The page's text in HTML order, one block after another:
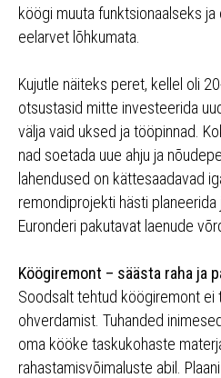
köögi muuta funktsionaalseks
eelarvet lõhkumata.
Kujutle näiteks peret, kellel oli
otsustasid mitte investeerida
välja vaid uksed ja tööpinnad.
nad soetada uue ahju ja
lahendused on kättesaadavad
remondiprojekti hästi planeerida
Euronderi pakutavat laenude
Köögiremont – säästa raha ja
Soodsalt tehtud köögiremont ei
ohverdamist. Tuhanded
oma kööke taskukohaste
rahastamisvõimaluste abil.